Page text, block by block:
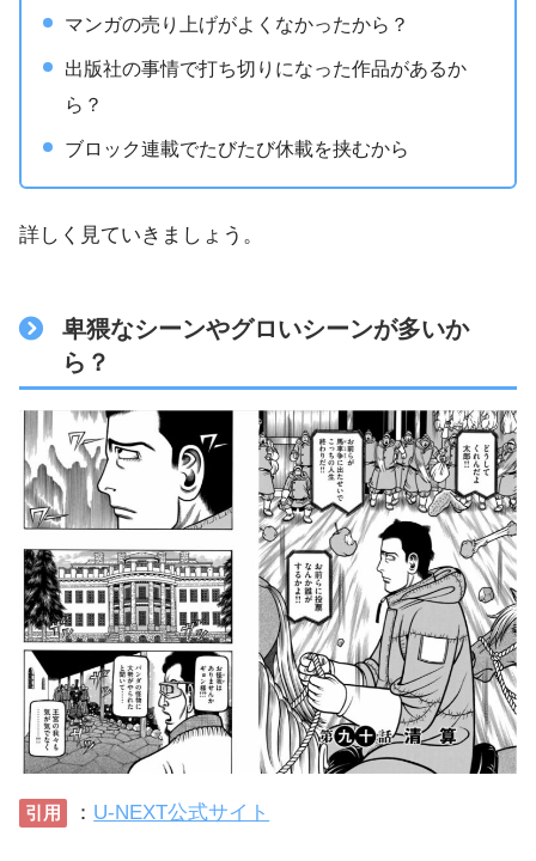
マンガの売り上げがよくなかったから？
出版社の事情で打ち切りになった作品があるか
ら？
ブロック連載でたびたび休載を挟むから
詳しく見ていきましょう。
卑猥なシーンやグロいシーンが多いか
ら？
引用 ： U-NEXT公式サイト